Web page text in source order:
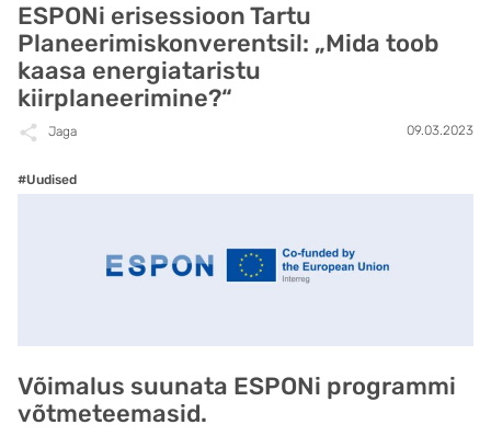
ESPONi erisessioon Tartu
Planeerimiskonverentsil: „Mida toob
kaasa energiataristu
kiirplaneerimine?“
Jaga 09.03.2023
#Uudised
Võimalus suunata ESPONi programmi
võtmeteemasid.